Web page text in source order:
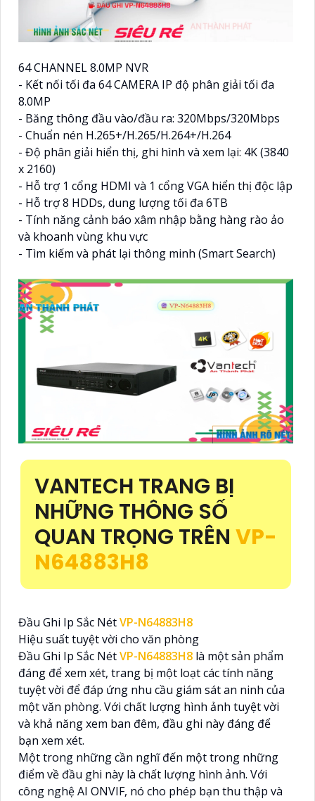
64 CHANNEL 8.0MP NVR
- Kết nối tối đa 64 CAMERA IP độ phân giải tối đa
8.0MP
- Băng thông đầu vào/đầu ra: 320Mbps/320Mbps
- Chuẩn nén H.265+/H.265/H.264+/H.264
- Độ phân giải hiển thị, ghi hình và xem lại: 4K (3840
x 2160)
- Hỗ trợ 1 cổng HDMI và 1 cổng VGA hiển thị độc lập
- Hỗ trợ 8 HDDs, dung lượng tối đa 6TB
- Tính năng cảnh báo xâm nhập bằng hàng rào ảo
và khoanh vùng khu vực
- Tìm kiếm và phát lại thông minh (Smart Search)
VANTECH TRANG BỊ
NHỮNG THÔNG SỐ
QUAN TRỌNG TRÊN VP-
N64883H8
Đầu Ghi Ip Sắc NétVP-N64883H8
Hiệu suất tuyệt vời cho văn phòng
Đầu Ghi Ip Sắc NétVP-N64883H8 là một sản phẩm
đáng để xem xét, trang bị một loạt các tính năng
tuyệt vời để đáp ứng nhu cầu giám sát an ninh của
một văn phòng. Với chất lượng hình ảnh tuyệt vời
và khả năng xem ban đêm, đầu ghi này đáng để
bạn xem xét.
Một trong những cần nghĩ đến một trong những
điểm về đầu ghi này là chất lượng hình ảnh. Với
công nghệ AI ONVIF, nó cho phép bạn thu thập và